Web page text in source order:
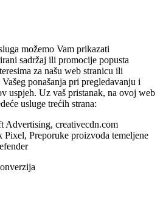
možemo Vam prikazati
sadržaj ili promocije popusta
za našu web stranicu ili
ponašanja pri pregledavanju i
uspjeh. Uz vaš pristanak, na ovoj web
usluge trećih strana:
Advertising, creativecdn.com
Preporuke proizvoda temeljene